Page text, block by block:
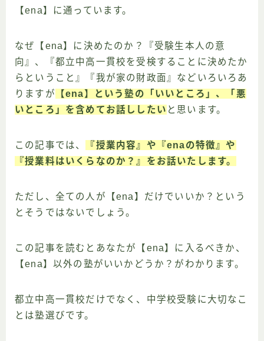
【ena】に通っています。
なぜ【ena】に決めたのか？『受験生本人の意
向』、『都立中高一貫校を受検することに決めたか
らということ』『我が家の財政面』などいろいろあ
りますが
【ena】という塾の「いいところ」、「悪
いところ」を含めてお話ししたい と思います。
この記事では、
『授業内容』や『enaの特徴』や
『授業料はいくらなのか？』をお話いたします。
ただし、全ての人が【ena】だけでいいか？という
とそうではないでしょう。
この記事を読むとあなたが【ena】に入るべきか、
【ena】以外の塾がいいかどうか？がわかります。
都立中高一貫校だけでなく、中学校受験に大切なこ
とは塾選びです。